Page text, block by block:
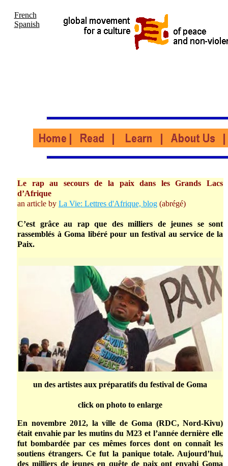
French
Spanish
Le rap au secours de la paix dans les Grands Lacs
d’Afrique
an article by La Vie: Lettres d'Afrique, blog (abrégé)
C’est grâce au rap que des milliers de jeunes se sont
rassemblés à Goma libéré pour un festival au service de la
Paix.
un des artistes aux préparatifs du festival de Goma
click on photo to enlarge
En novembre 2012, la ville de Goma (RDC, Nord-Kivu)
était envahie par les mutins du M23 et l’année dernière elle
fut bombardée par ces mêmes forces dont on connaît les
soutiens étrangers. Ce fut la panique totale. Aujourd’hui,
des milliers de jeunes en quête de paix ont envahi Goma